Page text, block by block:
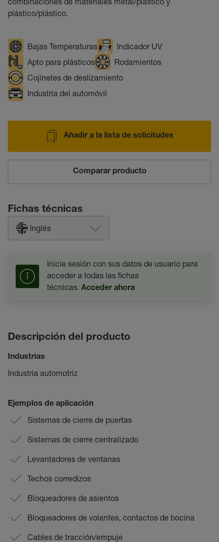
plástico/plástico.
Bajas Temperaturas
Indicador UV
Apto para plásticos
Rodamientos
Cojinetes de deslizamiento
Industria del automóvil
Añadir a la lista de solicitudes
Comparar producto
Fichas técnicas
Inglés
Inicie sesión con sus datos de usuario para
acceder a todas las fichas
técnicas. Acceder ahora
Descripción del producto
Industrias
Industria automotriz
Ejemplos de aplicación
Sistemas de cierre de puertas
Sistemas de cierre centralizado
Levantadores de ventanas
Techos corredizos
Bloqueadores de asientos
Bloqueadores de volantes, contactos de bocina
Cables de tracción/empuje